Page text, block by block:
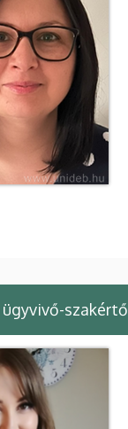
ügyvivő-szakértő